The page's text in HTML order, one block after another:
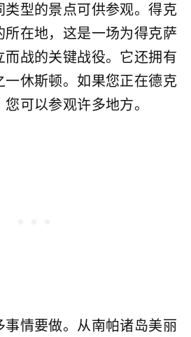
类型的景点可供参观。得克
所在地，这是一场为得克萨
战的关键战役。它还拥有
一休斯顿。如果您正在德克
可以参观许多地方。
情要做。从南帕诸岛美丽